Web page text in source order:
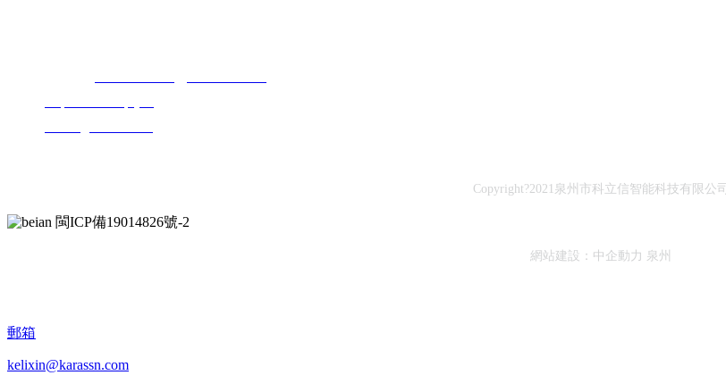
Copyright?2021泉州市科立信智能科技有限公司
閩ICP備19014826號-2
網站建設：中企動力 泉州
郵箱
kelixin@karassn.com